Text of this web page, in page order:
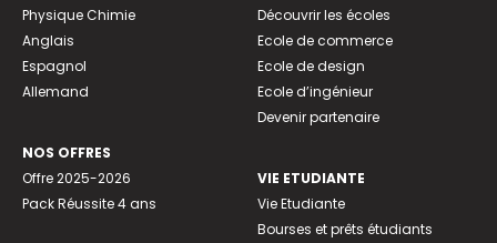
Physique Chimie
Anglais
Espagnol
Allemand
NOS OFFRES
Offre 2025-2026
Pack Réussite 4 ans
Découvrir les écoles
Ecole de commerce
Ecole de design
Ecole d’ingénieur
Devenir partenaire
VIE ETUDIANTE
Vie Etudiante
Bourses et prêts étudiants